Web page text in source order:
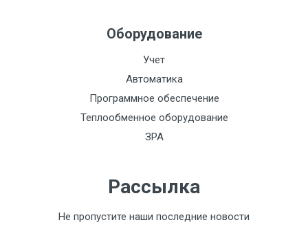
Оборудование
Учет
Автоматика
Программное обеспечение
Теплообменное оборудование
ЗРА
Рассылка
Не пропустите наши последние новости